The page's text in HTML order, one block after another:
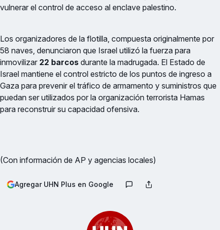
vulnerar el control de acceso al enclave palestino.
Los organizadores de la flotilla, compuesta originalmente por
58 naves, denunciaron que Israel utilizó la fuerza para
inmovilizar 22 barcos durante la madrugada. El Estado de
Israel mantiene el control estricto de los puntos de ingreso a
Gaza para prevenir el tráfico de armamento y suministros que
puedan ser utilizados por la organización terrorista Hamas
para reconstruir su capacidad ofensiva.
(Con información de AP y agencias locales)
Agregar UHN Plus en Google